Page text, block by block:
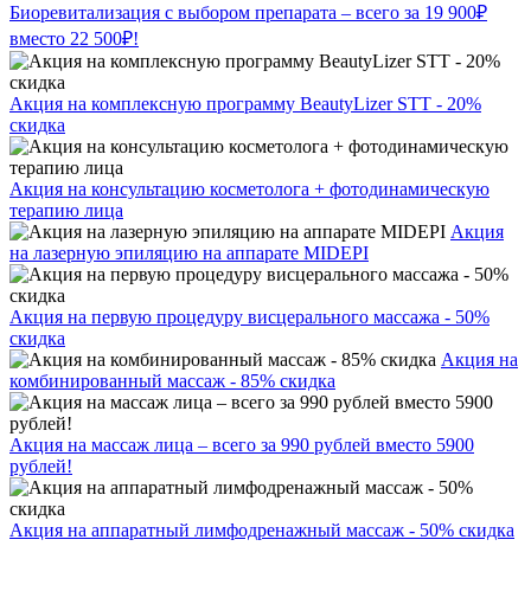
Биоревитализация с выбором препарата – всего за 19 900₽
вместо 22 500₽!
Акция на комплексную программу BeautyLizer STT - 20%
скидка
Акция на консультацию косметолога + фотодинамическую
терапию лица
Акция
на лазерную эпиляцию на аппарате MIDEPI
Акция на первую процедуру висцерального массажа - 50%
скидка
Акция на
комбинированный массаж - 85% скидка
Акция на массаж лица – всего за 990 рублей вместо 5900
рублей!
Акция на аппаратный лимфодренажный массаж - 50% скидка